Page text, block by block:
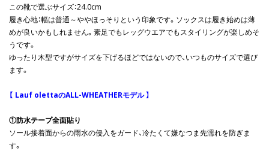
この靴で選ぶサイズ：24.0cm
履き心地：幅は普通～ややほっそりという印象です。ソックスは履き始めは薄
めが良いかもしれません。素足でもレッグウエアでもスタイリングが楽しめそ
うです。
ゆったり木型ですがサイズを下げるほどではないので、いつものサイズで選び
ます。
【 Lauf olettaのALL-WHEATHERモデル 】
①防水テープ全面貼り
ソール接着面からの雨水の侵入をガード、冷たくて嫌なつま先濡れを防ぎま
す。